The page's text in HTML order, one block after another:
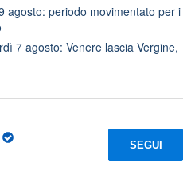
agosto: periodo movimentato per i
7 agosto: Venere lascia Vergine,
SEGUI